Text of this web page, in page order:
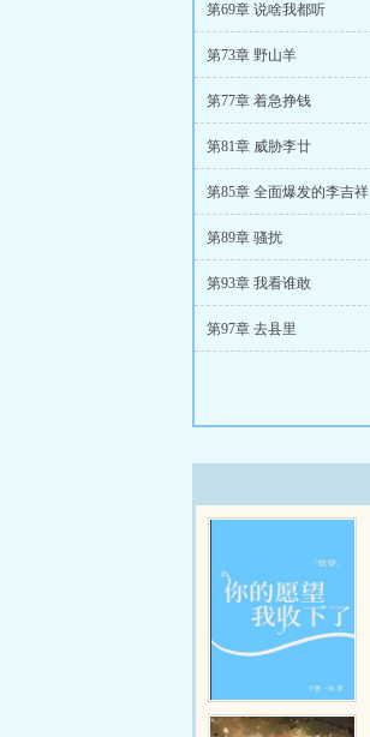
第69章 说啥我都听
第73章 野山羊
第77章 着急挣钱
第81章 威胁李廿
第85章 全面爆发的李吉祥
第89章 骚扰
第93章 我看谁敢
第97章 去县里